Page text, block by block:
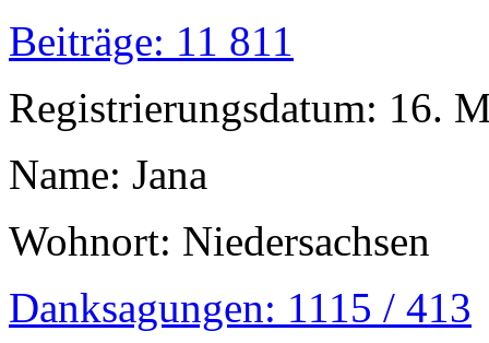
Beiträge: 11 811
Registrierungsdatum: 16.
Name: Jana
Wohnort: Niedersachsen
Danksagungen: 1115 / 413